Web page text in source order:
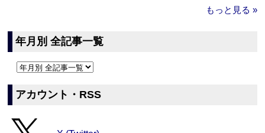
もっと見る »
年月別 全記事一覧
アカウント・RSS